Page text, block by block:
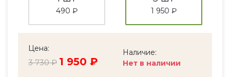
490 ₽ 1 950 ₽
Цена:
3 730 ₽ 1 950 ₽
Наличие:
Нет в наличии